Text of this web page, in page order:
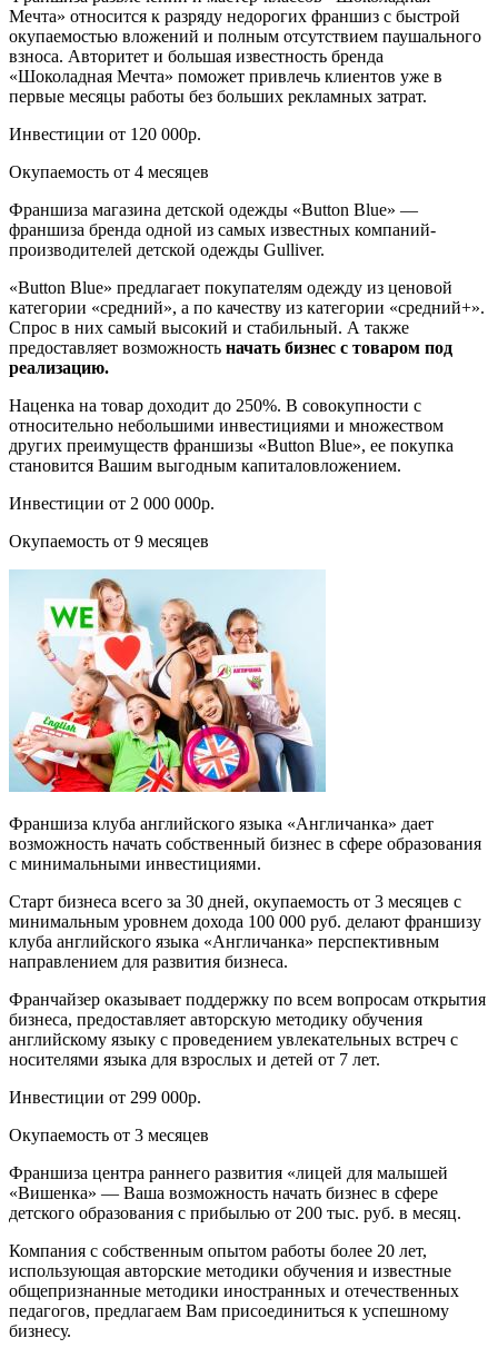
Мечта» относится к разряду недорогих франшиз с быстрой
окупаемостью вложений и полным отсутствием паушального
взноса. Авторитет и большая известность бренда
«Шоколадная Мечта» поможет привлечь клиентов уже в
первые месяцы работы без больших рекламных затрат.
Инвестиции от 120 000р.
Окупаемость от 4 месяцев
Франшиза магазина детской одежды «Buttоn Blue» —
франшиза бренда одной из самых известных компаний-
производителей детской одежды Gulliver.
«Buttоn Blue» предлагает покупателям одежду из ценовой
категории «средний», а по качеству из категории «средний+».
Спрос в них самый высокий и стабильный. А также
предоставляет возможность начать бизнес с товаром под
реализацию.
Наценка на товар доходит до 250%. В совокупности с
относительно небольшими инвестициями и множеством
других преимуществ франшизы «Buttоn Blue», ее покупка
становится Вашим выгодным капиталовложением.
Инвестиции от 2 000 000р.
Окупаемость от 9 месяцев
Франшиза клуба английского языка «Англичанка» дает
возможность начать собственный бизнес в сфере образования
с минимальными инвестициями.
Старт бизнеса всего за 30 дней, окупаемость от 3 месяцев с
минимальным уровнем дохода 100 000 руб. делают франшизу
клуба английского языка «Англичанка» перспективным
направлением для развития бизнеса.
Франчайзер оказывает поддержку по всем вопросам открытия
бизнеса, предоставляет авторскую методику обучения
английскому языку с проведением увлекательных встреч с
носителями языка для взрослых и детей от 7 лет.
Инвестиции от 299 000р.
Окупаемость от 3 месяцев
Франшиза центра раннего развития «лицей для малышей
«Вишенка» — Ваша возможность начать бизнес в сфере
детского образования с прибылью от 200 тыс. руб. в месяц.
Компания с собственным опытом работы более 20 лет,
использующая авторские методики обучения и известные
общепризнанные методики иностранных и отечественных
педагогов, предлагаем Вам присоединиться к успешному
бизнесу.